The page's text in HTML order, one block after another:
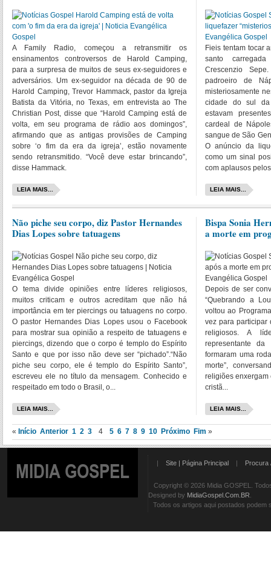
A Family Radio, começou a retransmitir os
ensinamentos controversos de Harold Camping,
para a surpresa de muitos de seus ex-seguidores e
adversários. Um ex-seguidor na década de 90 de
Harold Camping, Trevor Hammack, pastor da Igreja
Batista da Vitória, no Texas, em entrevista ao The
Christian Post, disse que “Harold Camping está de
volta, em seu programa de rádio aos domingos”,
afirmando que as antigas provisões de Camping
sobre ‘o fim da era da igreja’, estão novamente
sendo retransmitido. “Você deve estar brincando”,
disse Hammack.
LEIA MAIS...
Fieis tentam tocar
santo
Crescenzio
padroeiro de
misteriosamente
cidade do sul
estavam
cardeal de
sangue de São
O anúncio da
como um sinal
com aplausos
LEIA MAIS...
Não piche seu corpo, diz Pastor Hernandes
Dias Lopes sobre tatuagens
O tema divide opiniões entre líderes religiosos,
muitos criticam e outros acreditam que não há
importância em ter piercings ou tatuagens no corpo.
O pastor Hernandes Dias Lopes usou o Facebook
para mostrar sua opinião a respeito de tatuagens e
piercings, dizendo que o corpo é templo do Espírito
Santo e que por isso não deve ser “pichado”.“Não
piche seu corpo, ele é templo do Espírito Santo”,
escreveu ele no título da mensagem. Conhecido e
respeitado em todo o Brasil, o...
LEIA MAIS...
Bispa Sonia
a morte em
Depois de ser
“Quebrando a
voltou ao
vez para participar
religiosos. A
representante
formaram uma
morte”,
religiões enxergam
cristã...
LEIA MAIS...
« Início Anterior 1 2 3 4 5 6 7 8 9 10 Próximo Fim »
MIDIA GOSPEL | Site | Página Principal | Procura
Copyright © 2026 Midia GOSPEL.
Designed by MidiaGospel.Com.BR
Todos os artigos aqui postados podem